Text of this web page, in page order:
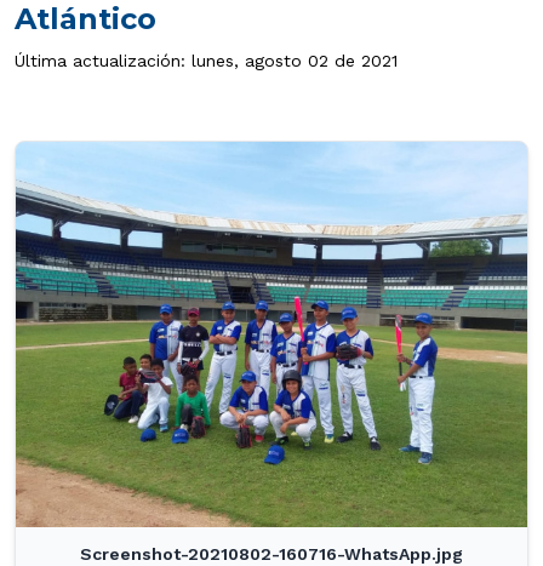
Atlántico
Última actualización: lunes, agosto 02 de 2021
Screenshot-20210802-160716-WhatsApp.jpg